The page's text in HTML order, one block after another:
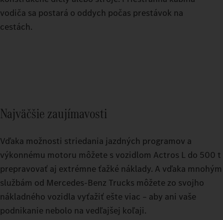
vodiča sa postará o oddych počas prestávok na
cestách.
Najväčšie zaujímavosti
Vďaka možnosti striedania jazdných programov a
výkonnému motoru môžete s vozidlom Actros L do 500 t
prepravovať aj extrémne ťažké náklady. A vďaka mnohým
službám od Mercedes‑Benz Trucks môžete zo svojho
nákladného vozidla vyťažiť ešte viac – aby ani vaše
podnikanie nebolo na vedľajšej koľaji.